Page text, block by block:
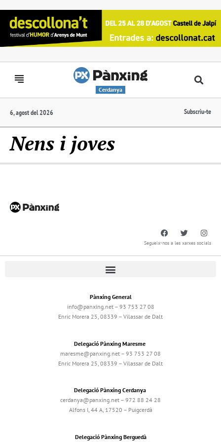
Cerdanya
6, agost del 2026 Subscriu-te
Nens i joves
Segueix-nos a les xarxes socials
Pànxing General
info@panxing.net – 93 753 27 08
Enric Morera 25, 08339 – Vilassar de Dalt
Delegació Pànxing Maresme
maresme@panxing.net – 93 753 27 08
Enric Morera 25, 08339 – Vilassar de Dalt
Delegació Pànxing Cerdanya
cerdanya@panxing.net – 972 88 24 28
Alfons I, 44 A, 17520 – Puigcerdà
Delegació Pànxing Berguedà